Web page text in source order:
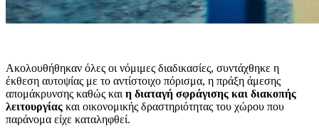
Ακολουθήθηκαν όλες οι νόμιμες διαδικασίες, συντάχθηκε η
έκθεση αυτοψίας με το αντίστοιχο πόρισμα, η πράξη άμεσης
απομάκρυνσης καθώς και η διαταγή σφράγισης και διακοπής
λειτουργίας και οικονομικής δραστηριότητας του χώρου που
παράνομα είχε καταληφθεί.